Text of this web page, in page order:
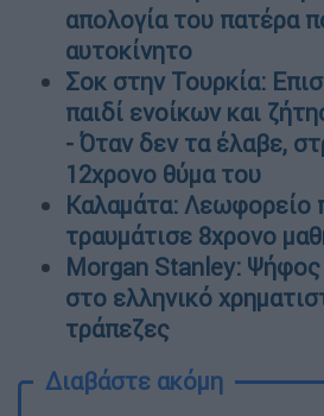
απολογία του πατέρα
αυτοκίνητο
Σοκ στην Τουρκία:
παιδί ενοίκων και
- Όταν δεν τα έλαβε,
12χρονο θύμα του
Καλαμάτα: Λεωφορείο
τραυμάτισε 8χρονο
Morgan Stanley:
στο ελληνικό
τράπεζες
Διαβάστε ακόμη